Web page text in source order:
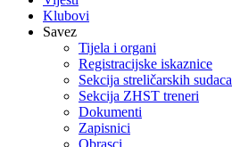
Klubovi
Savez
Tijela i organi
Registracijske iskaznice
Sekcija streličarskih sudaca
Sekcija ZHST treneri
Dokumenti
Zapisnici
Obrasci